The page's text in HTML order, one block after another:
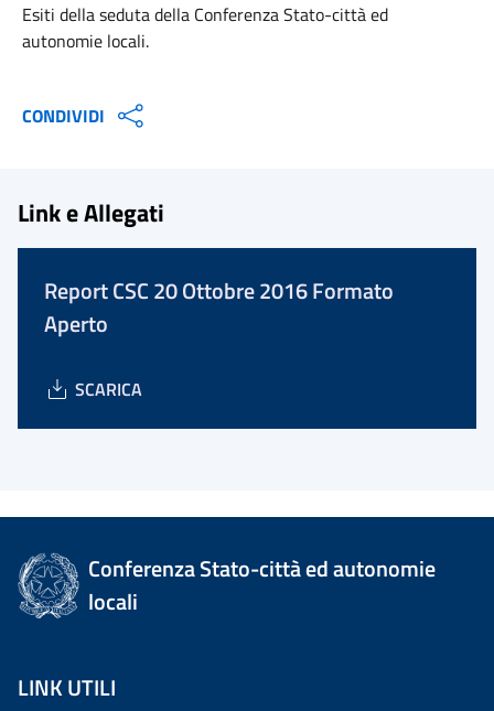
Esiti della seduta della Conferenza Stato-città ed
autonomie locali.
CONDIVIDI
Link e Allegati
Report CSC 20 Ottobre 2016 Formato
Aperto
SCARICA
Conferenza Stato-città ed autonomie
locali
LINK UTILI